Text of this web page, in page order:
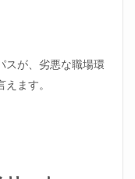
スが、劣悪な職場環
ます。